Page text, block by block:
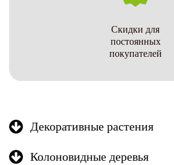
Декоративные растения
Колоновидные деревья
Скидки для
постоянных
покупателей